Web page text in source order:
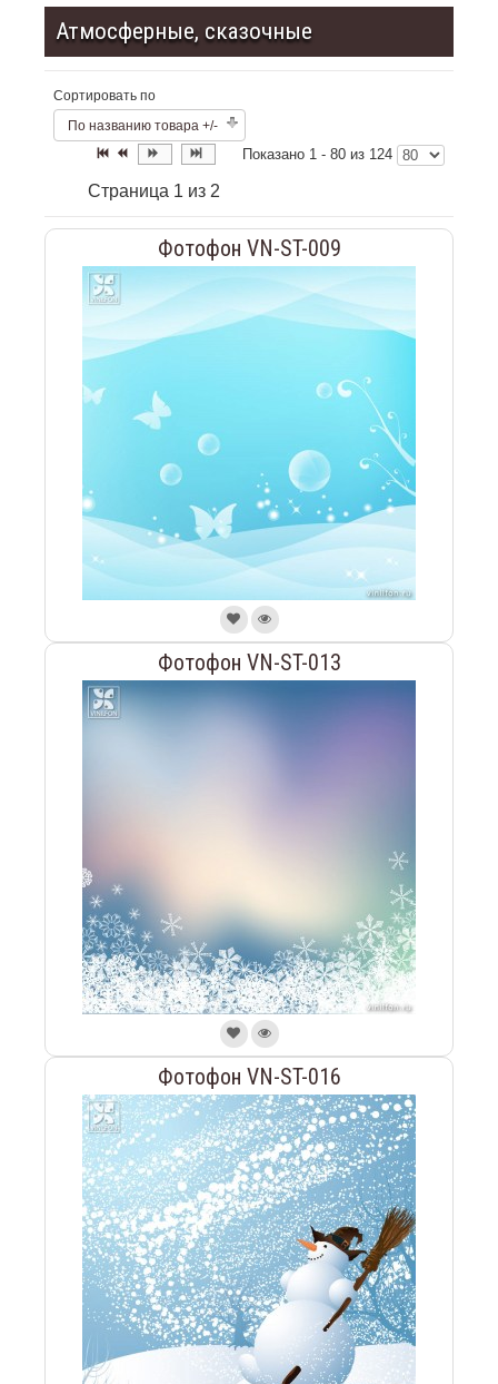
Атмосферные, сказочные
Сортировать по
По названию товара +/-
Показано 1 - 80 из 124
Страница 1 из 2
Фотофон VN-ST-009
Фотофон VN-ST-013
Фотофон VN-ST-016